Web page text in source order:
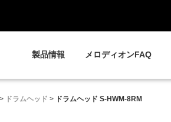
製品情報 メロディオンFAQ
ドラムヘッド > ドラムヘッド S-HWM-8RM